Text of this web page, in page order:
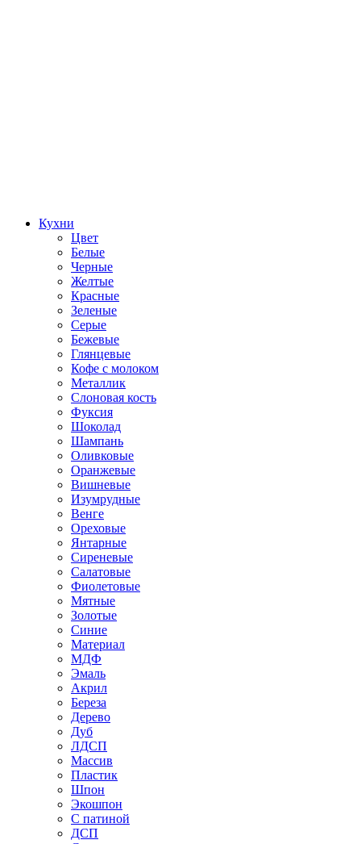
Кухни
Цвет
Белые
Черные
Желтые
Красные
Зеленые
Серые
Бежевые
Глянцевые
Кофе с молоком
Металлик
Слоновая кость
Фуксия
Шоколад
Шампань
Оливковые
Оранжевые
Вишневые
Изумрудные
Венге
Ореховые
Янтарные
Сиреневые
Салатовые
Фиолетовые
Мятные
Золотые
Синие
Материал
МДФ
Эмаль
Акрил
Береза
Дерево
Дуб
ЛДСП
Массив
Пластик
Шпон
Экошпон
С патиной
ДСП